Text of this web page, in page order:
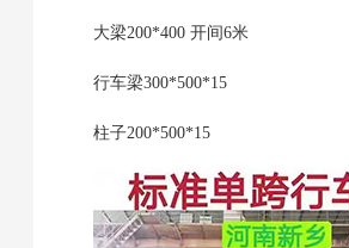
大梁200*400 开间6米
行车梁300*500*15
柱子200*500*15